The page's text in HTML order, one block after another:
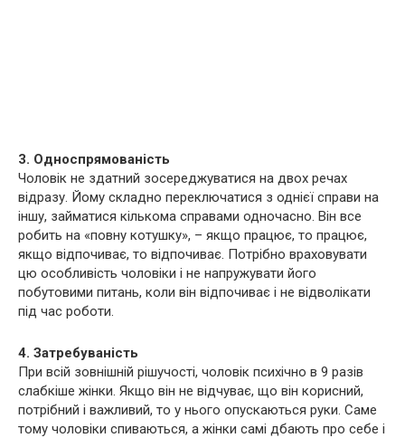
3. Односпрямованість
Чоловік не здатний зосереджуватися на двох речах
відразу. Йому складно переключатися з однієї справи на
іншу, займатися кількома справами одночасно. Він все
робить на «повну котушку», – якщо працює, то працює,
якщо відпочиває, то відпочиває. Потрібно враховувати
цю особливість чоловіки і не напружувати його
побутовими питань, коли він відпочиває і не відволікати
під час роботи.
4. Затребуваність
При всій зовнішній рішучості, чоловік психічно в 9 разів
слабкіше жінки. Якщо він не відчуває, що він корисний,
потрібний і важливий, то у нього опускаються руки. Саме
тому чоловіки спиваються, а жінки самі дбають про себе і